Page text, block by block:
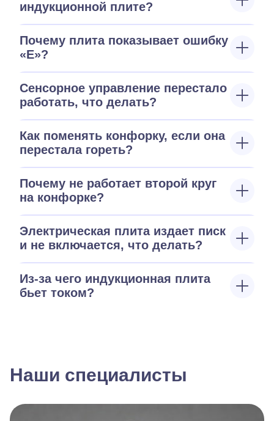
индукционной плите?
Почему плита показывает ошибку
«E»?
Сенсорное управление перестало
работать, что делать?
Как поменять конфорку, если она
перестала гореть?
Почему не работает второй круг
на конфорке?
Электрическая плита издает писк
и не включается, что делать?
Из-за чего индукционная плита
бьет током?
Наши специалисты